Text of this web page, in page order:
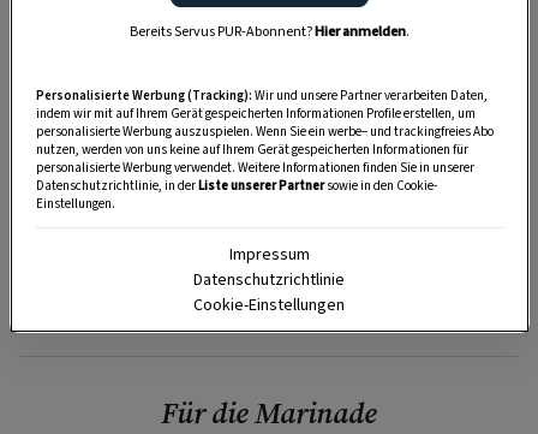
SPEICHERN DRUCKEN
Für die Marinade
Bereits Servus PUR-Abonnent?Hier anmelden.
Personalisierte Werbung (Tracking): Wir und unsere Partner verarbeiten Daten,
indem wir mit auf Ihrem Gerät gespeicherten Informationen Profile erstellen, um
personalisierte Werbung auszuspielen. Wenn Sie ein werbe– und trackingfreies Abo
nutzen, werden von uns keine auf Ihrem Gerät gespeicherten Informationen für
personalisierte Werbung verwendet. Weitere Informationen finden Sie in unserer
Datenschutzrichtlinie, in derListe unserer Partnersowie in den Cookie-
Einstellungen.
Impressum
Datenschutzrichtlinie
Cookie-Einstellungen